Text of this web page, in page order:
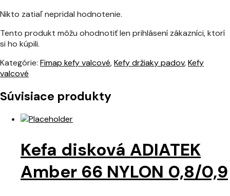
Nikto zatiaľ nepridal hodnotenie.
Tento produkt môžu ohodnotiť len prihlásení zákazníci, ktorí
si ho kúpili.
Kategórie: Fimap kefy valcové,Kefy držiaky padov,Kefy
valcové
Súvisiace produkty
Kefa disková ADIATEK
Amber 66 NYLON 0,8/0,9